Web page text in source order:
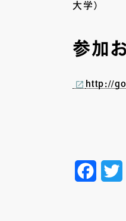
大学）
参加
http://